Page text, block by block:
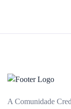
A Comunidade